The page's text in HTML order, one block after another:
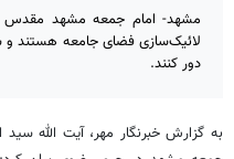
مشهد- امام جمعه مشهد مقدس
لائیک‌سازی فضای جامعه هستند و
دور کنند.
به گزارش خبرنگار مهر، آیت‌ الله